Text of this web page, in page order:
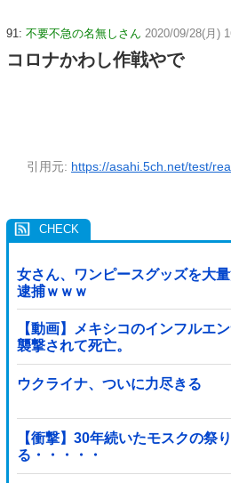
91: 不要不急の名無しさん 2020/09/28(月)
コロナかわし作戦やで
引用元: https://asahi.5ch.net/test/
女さん、ワンピースグッズを大
逮捕ｗｗｗ
【動画】メキシコのインフルエ
襲撃されて死亡。
ウクライナ、ついに力尽きる
【衝撃】30年続いたモスクの祭
る・・・・・